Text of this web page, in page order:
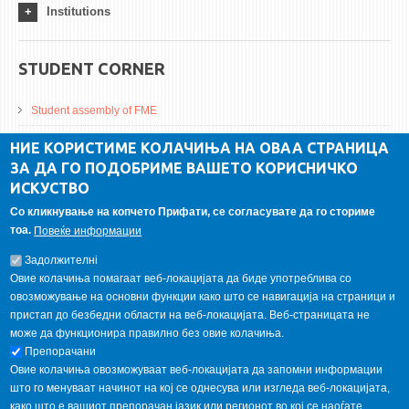
Institutions
STUDENT CORNER
Student assembly of FME
Da Vinci Magazinne
Alumni association
GALLERY
НИЕ КОРИСТИМЕ КОЛАЧИЊА НА ОВАА СТРАНИЦА
ЗА ДА ГО ПОДОБРИМЕ ВАШЕТО КОРИСНИЧКО
ИСКУСТВО
Со кликнување на копчето Прифати, се согласувате да го сториме
тоа. Повеќе информации
Задолжителнi
Овие колачиња помагаат веб-локацијата да биде употреблива со
овозможување на основни функции како што се навигација на страници и
пристап до безбедни области на веб-локацијата. Веб-страницата не
може да функционира правилно без овие колачиња.
Препорачани
Овие колачиња овозможуваат веб-локацијата да запомни информации
што го менуваат начинот на кој се однесува или изгледа веб-локацијата,
како што е вашиот препорачан јазик или регионот во кој се наоѓате.